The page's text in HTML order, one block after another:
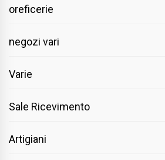
oreficerie
negozi vari
Varie
Sale Ricevimento
Artigiani